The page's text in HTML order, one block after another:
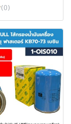
(0)